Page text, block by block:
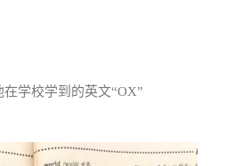
学校学到的英文“OX”